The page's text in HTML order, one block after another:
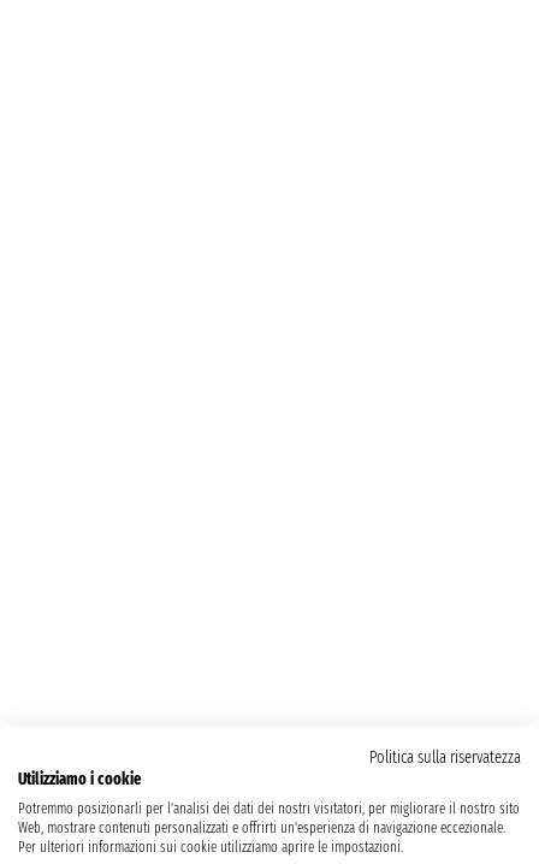
Politica sulla riservatezza
Utilizziamo i cookie
Potremmo posizionarli per l'analisi dei dati dei nostri visitatori, per migliorare il nostro sito
Web, mostrare contenuti personalizzati e offrirti un'esperienza di navigazione eccezionale.
Per ulteriori informazioni sui cookie utilizziamo aprire le impostazioni.